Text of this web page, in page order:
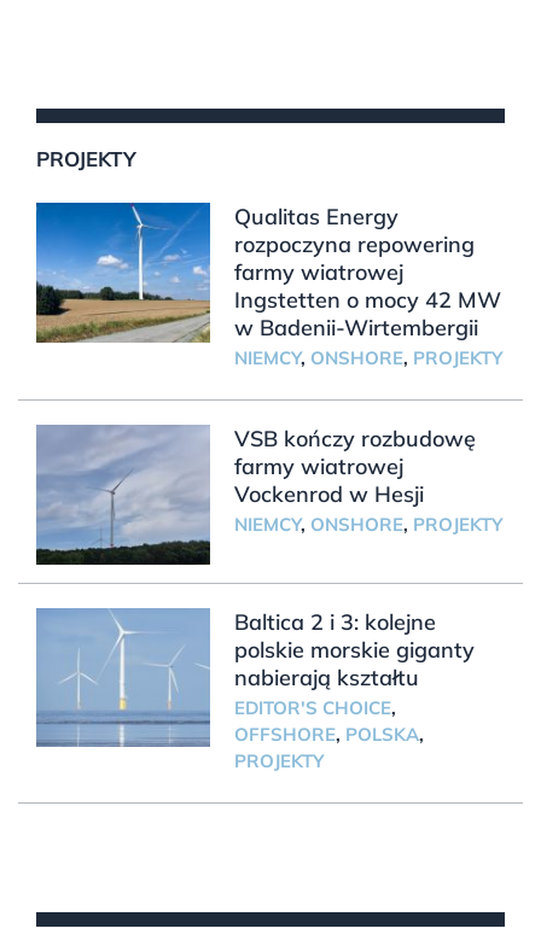
PROJEKTY
Qualitas Energy
rozpoczyna repowering
farmy wiatrowej
Ingstetten o mocy 42 MW
w Badenii-Wirtembergii
NIEMCY, ONSHORE, PROJEKTY
VSB kończy rozbudowę
farmy wiatrowej
Vockenrod w Hesji
NIEMCY, ONSHORE, PROJEKTY
Baltica 2 i 3: kolejne
polskie morskie giganty
nabierają kształtu
EDITOR'S CHOICE,
OFFSHORE, POLSKA,
PROJEKTY